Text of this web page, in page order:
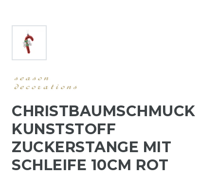
CHRISTBAUMSCHMUCK
KUNSTSTOFF
ZUCKERSTANGE MIT
SCHLEIFE 10CM ROT